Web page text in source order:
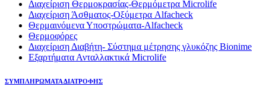
Διαχείριση Θερμοκρασίας-Θερμόμετρα Microlife
Διαχείριση Άσθματος-Οξύμετρα Alfacheck
Θερμαινόμενα Υποστρώματα-Alfacheck
Θερμοφόρες
Διαχείριση Διαβήτη- Σύστημα μέτρησης γλυκόζης Bionime
Εξαρτήματα Ανταλλακτικά Microlife
ΣΥΜΠΛΗΡΩΜΑΤΑ ΔΙΑΤΡΟΦΗΣ